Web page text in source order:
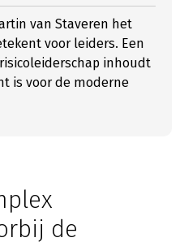
van Staveren het
voor leiders. Een
inhoudt
is voor de moderne
de